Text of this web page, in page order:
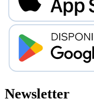
Newsletter